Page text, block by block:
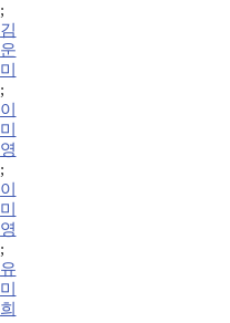
;
김
운
미
;
이
미
영
;
이
미
영
;
유
미
희